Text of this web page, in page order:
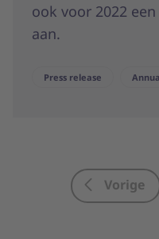
Vorige
ook voor 2022
aan.
Press release